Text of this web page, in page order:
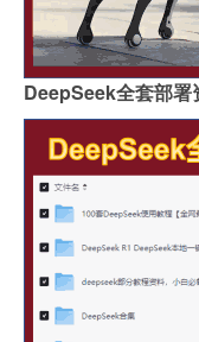
DeepSeek全套部署